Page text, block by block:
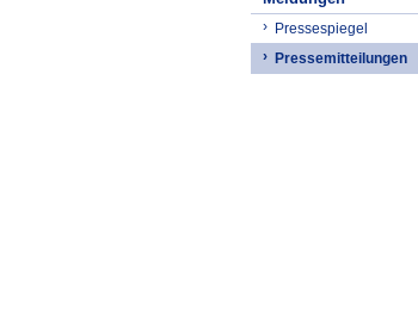
Pressespiegel
Pressemitteilungen